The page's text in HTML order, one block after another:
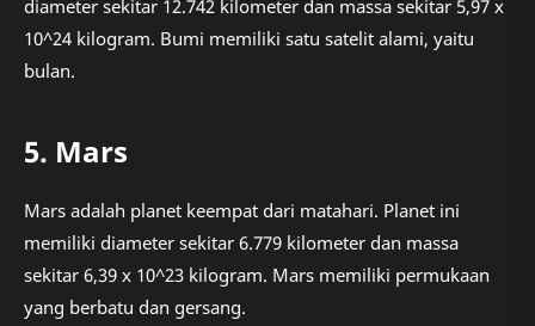
diameter sekitar 12.742 kilometer dan massa sekitar 5,97 x
10^24 kilogram. Bumi memiliki satu satelit alami, yaitu
bulan.
5. Mars
Mars adalah planet keempat dari matahari. Planet ini
memiliki diameter sekitar 6.779 kilometer dan massa
sekitar 6,39 x 10^23 kilogram. Mars memiliki permukaan
yang berbatu dan gersang.